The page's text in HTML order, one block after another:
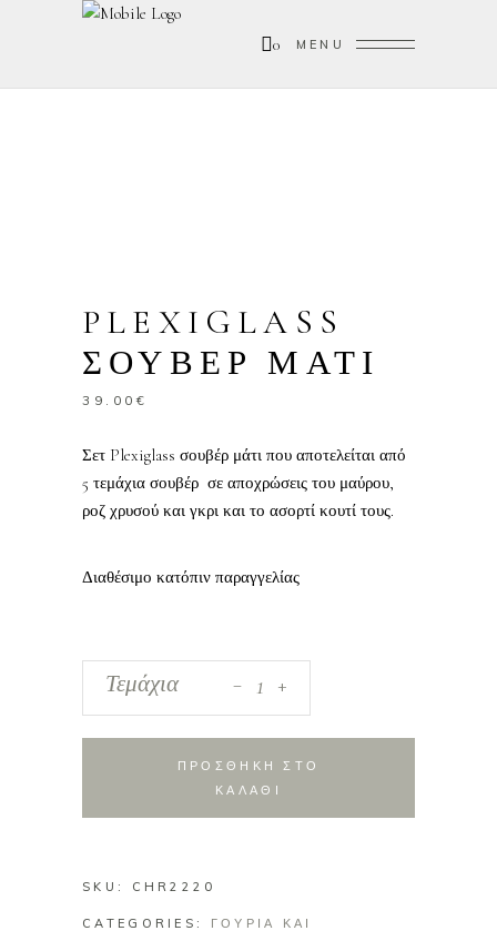
0 MENU
PLEXIGLASS
ΣΟΥΒΕΡ ΜΑΤΙ
39.00 €
Σετ Plexiglass σουβέρ μάτι που αποτελείται από
5 τεμάχια σουβέρ σε αποχρώσεις του μαύρου,
ροζ χρυσού και γκρι και το ασορτί κουτί τους.
Διαθέσιμο κατόπιν παραγγελίας
Plexiglass
Τεμάχια +
ΠΡΟΣΘΗΚΗ ΣΤΟ
ΚΑΛΑΘΙ
SKU: CHR2220
CATEGORIES: ΓΟΥΡΙΑ ΚΑΙ